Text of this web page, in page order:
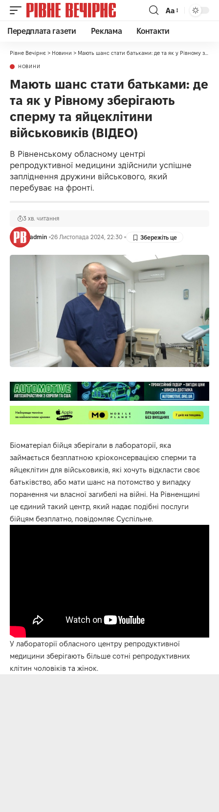
Аа
Передплата газети Реклама Контакти
Рівне Вечірнє > Новини > Мають шанс стати батьками: де та як у Рівному зберігають сперму та яйцеклітини військовиків (ВІДЕО)
НОВИНИ
Мають шанс стати батьками: де
та як у Рівному зберігають
сперму та яйцеклітини
військовиків (ВІДЕО)
В Рівненському обласному центрі
репродуктивної медицини здійснили успішне
запліднення дружини військового, який
перебуває на фронті.
admin 26 Листопада 2024, 22:30
3 хв. читання
Біоматеріал бійця зберігали в лабораторії, яка
займається безплатною кріоконсервацією сперми та
яйцеклітин для військовиків, які хочуть відкласти своє
батьківство, або мати шанс на потомство у випадку
поранення чи власної загибелі на війні. На Рівненщині
це єдиний такий центр, який надає подібні послуги
бійцям безплатно, повідомляє Суспільне.
У лабораторії обласного центру репродуктивної
медицини зберігають більше сотні репродуктивних
клітин чоловіків та жінок.